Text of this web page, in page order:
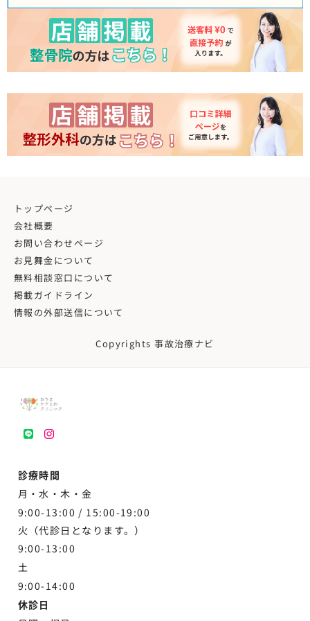
トップページ
会社概要
お問い合わせページ
お見舞金について
無料相談窓口について
掲載ガイドライン
情報の外部送信について
Copyrights 事故治療ナビ
LINEinstagram
診療時間
月・水・木・金
9:00-13:00 / 15:00-19:00
火（代診日となります。）
9:00-13:00
土
9:00-14:00
休診日